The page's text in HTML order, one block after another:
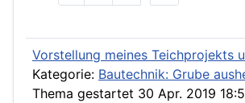
Vorstellung meines Teichprojekts
Kategorie: Bautechnik: Grube
Thema gestartet 30 Apr. 2019